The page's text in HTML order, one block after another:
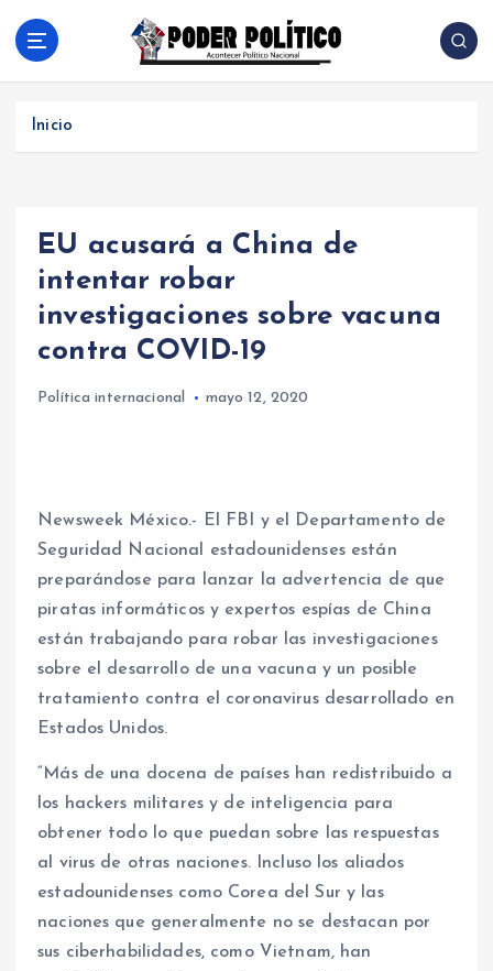
Acontecer Politico Nacional
Inicio
EU acusará a China de
intentar robar
investigaciones sobre vacuna
contra COVID-19
Política internacional mayo 12, 2020
Newsweek México.- El FBI y el Departamento de
Seguridad Nacional estadounidenses están
preparándose para lanzar la advertencia de que
piratas informáticos y expertos espías de China
están trabajando para robar las investigaciones
sobre el desarrollo de una vacuna y un posible
tratamiento contra el coronavirus desarrollado en
Estados Unidos.
“Más de una docena de países han redistribuido a
los hackers militares y de inteligencia para
obtener todo lo que puedan sobre las respuestas
al virus de otras naciones. Incluso los aliados
estadounidenses como Corea del Sur y las
naciones que generalmente no se destacan por
sus ciberhabilidades, como Vietnam, han